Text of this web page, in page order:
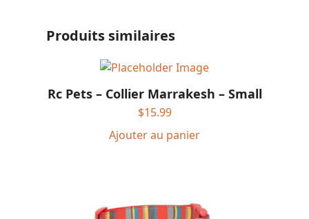
Produits similaires
Rc Pets – Collier Marrakesh – Small
$15.99
Ajouter au panier